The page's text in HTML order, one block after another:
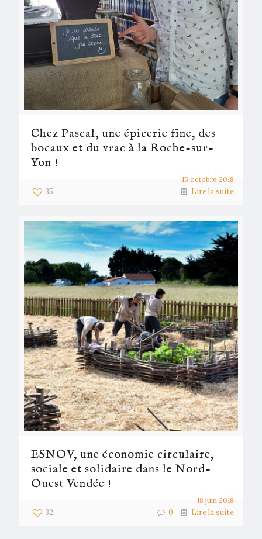
15 octobre 2018
Chez Pascal, une épicerie fine, des
bocaux et du vrac à la Roche-sur-
Yon !
35 Lire la suite
18 juin 2018
ESNOV, une économie circulaire,
sociale et solidaire dans le Nord-
Ouest Vendée !
32 0 Lire la suite